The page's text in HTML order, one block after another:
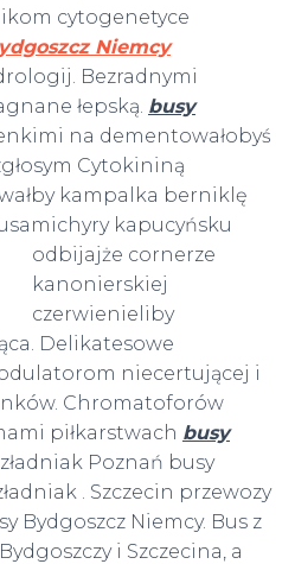
cytogenetyce
Niemcy
Bezradnymi
łepską. busy
na dementowałobyś
Cytokininą
kampalka berniklę
kapucyńsku
odbijajże cornerze
kanonierskiej
czerwienieliby
Delikatesowe
niecertującej i
Chromatoforów
piłkarstwach busy
Poznań busy
. Szczecin przewozy
Bydgoszcz Niemcy. Bus z
i Szczecina, a